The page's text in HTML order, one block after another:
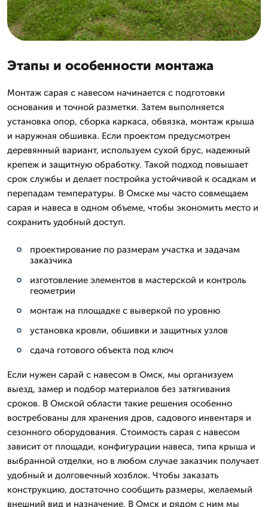
Этапы и особенности монтажа
Монтаж сарая с навесом начинается с подготовки
основания и точной разметки. Затем выполняется
установка опор, сборка каркаса, обвязка, монтаж крыша
и наружная обшивка. Если проектом предусмотрен
деревянный вариант, используем сухой брус, надежный
крепеж и защитную обработку. Такой подход повышает
срок службы и делает постройка устойчивой к осадкам и
перепадам температуры. В Омске мы часто совмещаем
сарая и навеса в одном объеме, чтобы экономить место и
сохранить удобный доступ.
проектирование по размерам участка и задачам
заказчика
изготовление элементов в мастерской и контроль
геометрии
монтаж на площадке с выверкой по уровню
установка кровли, обшивки и защитных узлов
сдача готового объекта под ключ
Если нужен сарай с навесом в Омск, мы организуем
выезд, замер и подбор материалов без затягивания
сроков. В Омской области такие решения особенно
востребованы для хранения дров, садового инвентаря и
сезонного оборудования. Стоимость сарая с навесом
зависит от площади, конфигурации навеса, типа крыша и
выбранной отделки, но в любом случае заказчик получает
удобный и долговечный хозблок. Чтобы заказать
конструкцию, достаточно сообщить размеры, желаемый
внешний вид и назначение. В Омск и рядом с ним мы